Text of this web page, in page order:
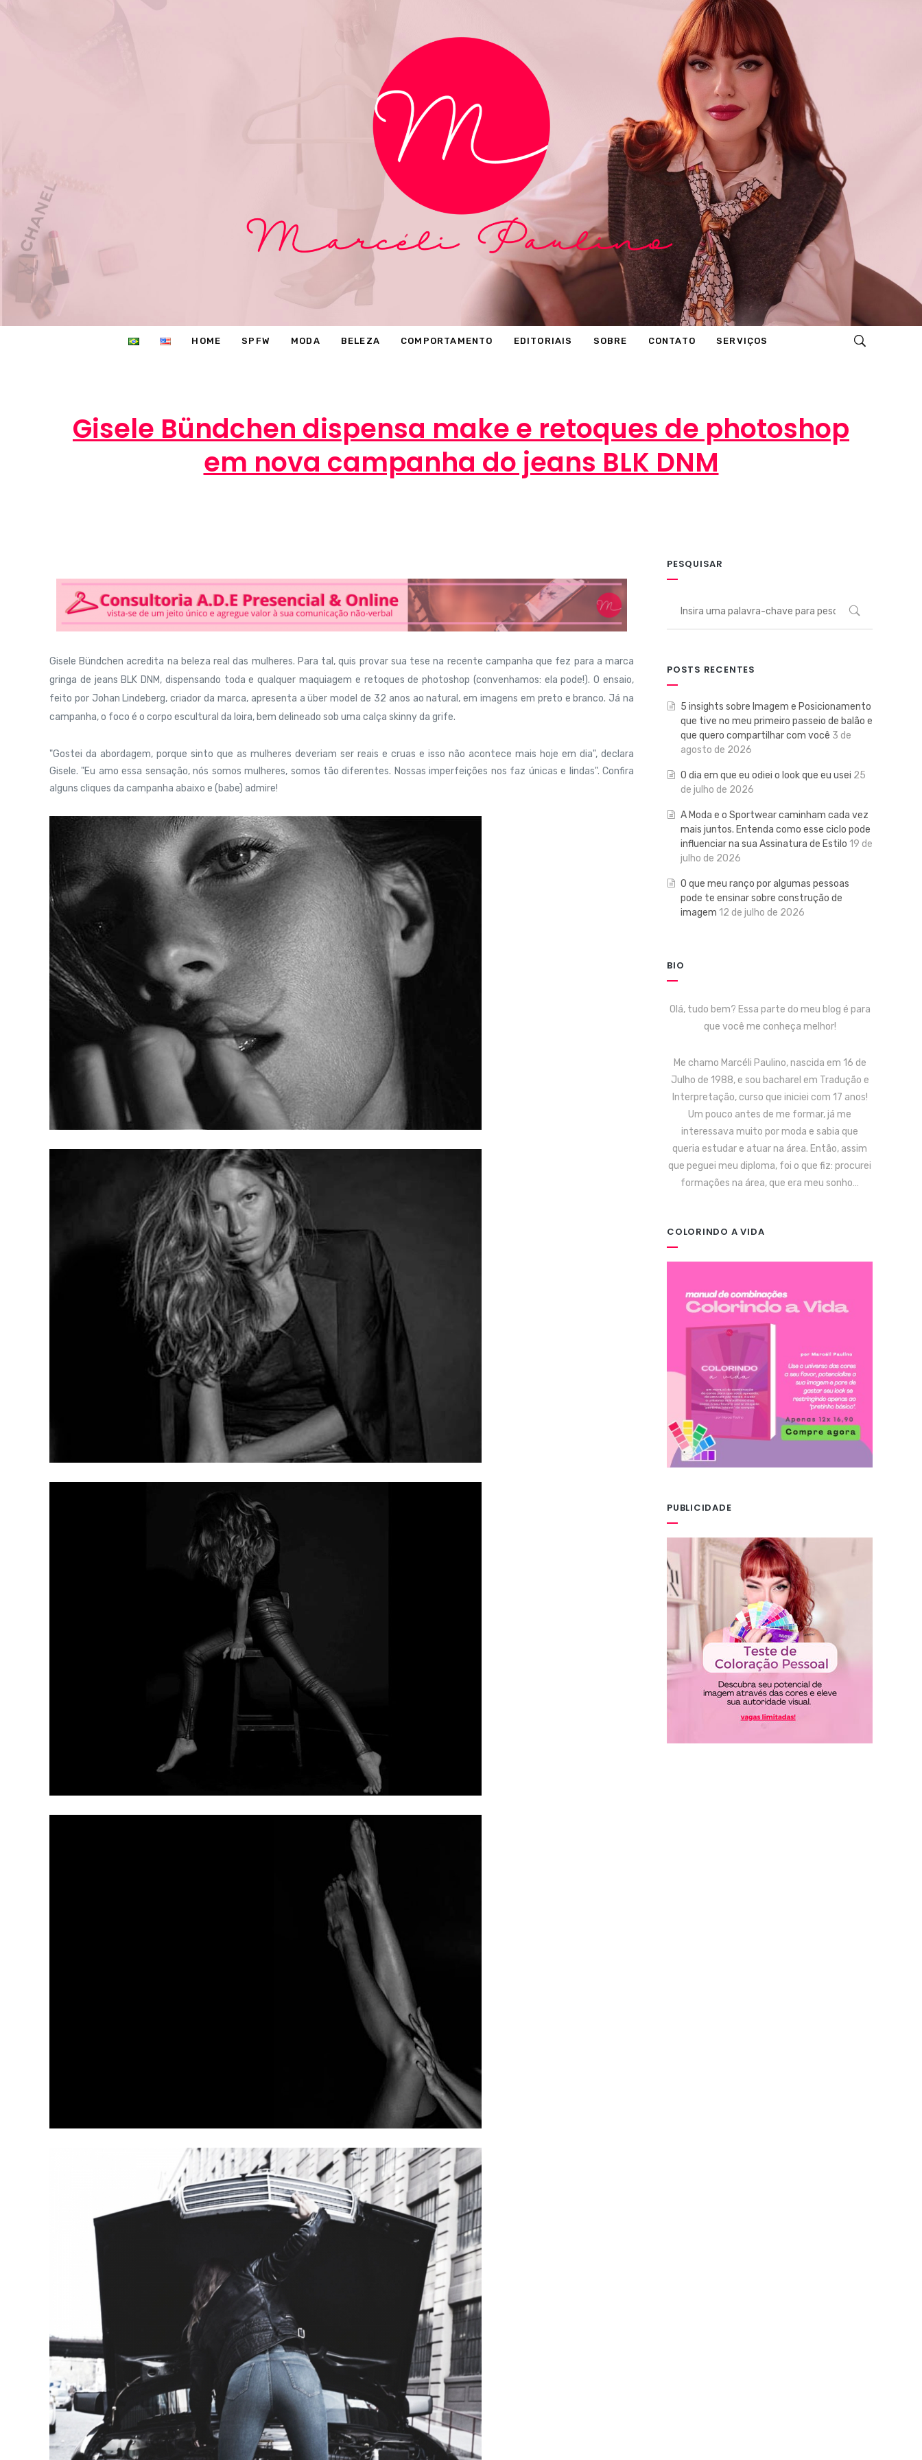
HOME SPFW MODA BELEZA COMPORTAMENTO EDITORIAIS SOBRE CONTATO SERVIÇOS
Gisele Bündchen dispensa make e retoques de photoshop
em nova campanha do jeans BLK DNM
Gisele Bündchen acredita na beleza real das mulheres. Para tal, quis provar sua tese na recente campanha que fez para a marca
gringa de jeans BLK DNM, dispensando toda e qualquer maquiagem e retoques de photoshop (convenhamos: ela pode!). O ensaio,
feito por Johan Lindeberg, criador da marca, apresenta a über model de 32 anos ao natural, em imagens em preto e branco. Já na
campanha, o foco é o corpo escultural da loira, bem delineado sob uma calça skinny da grife.
"Gostei da abordagem, porque sinto que as mulheres deveriam ser reais e cruas e isso não acontece mais hoje em dia", declara
Gisele. "Eu amo essa sensação, nós somos mulheres, somos tão diferentes. Nossas imperfeições nos faz únicas e lindas". Confira
alguns cliques da campanha abaixo e (babe) admire!
PESQUISAR
POSTS RECENTES
5 insights sobre Imagem e Posicionamento
que tive no meu primeiro passeio de balão e
que quero compartilhar com você 3 de
agosto de 2026
O dia em que eu odiei o look que eu usei 25
de julho de 2026
A Moda e o Sportwear caminham cada vez
mais juntos. Entenda como esse ciclo pode
influenciar na sua Assinatura de Estilo 19 de
julho de 2026
O que meu ranço por algumas pessoas
pode te ensinar sobre construção de
imagem 12 de julho de 2026
BIO
Olá, tudo bem? Essa parte do meu blog é para
que você me conheça melhor!
Me chamo Marcéli Paulino, nascida em 16 de
Julho de 1988, e sou bacharel em Tradução e
Interpretação, curso que iniciei com 17 anos!
Um pouco antes de me formar, já me
interessava muito por moda e sabia que
queria estudar e atuar na área. Então, assim
que peguei meu diploma, foi o que fiz: procurei
formações na área, que era meu sonho…
COLORINDO A VIDA
PUBLICIDADE